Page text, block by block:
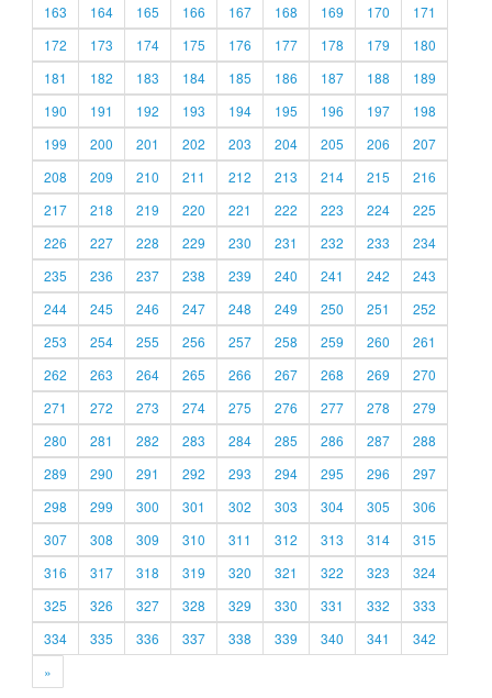
163
164 165 166 167 168 169 170
171
172
173 174 175 176 177 178 179
180
181
182 183 184 185 186 187 188
189
190
191 192 193 194 195 196 197
198
199
200 201 202 203 204 205 206
207
208
209 210 211 212 213 214 215
216
217
218 219 220 221 222 223 224
225
226
227 228 229 230 231 232 233
234
235
236 237 238 239 240 241 242
243
244
245 246 247 248 249 250 251
252
253
254 255 256 257 258 259 260
261
262
263 264 265 266 267 268 269
270
271
272 273 274 275 276 277 278
279
280
281 282 283 284 285 286 287
288
289
290 291 292 293 294 295 296
297
298
299 300 301 302 303 304 305
306
307
308 309 310 311 312 313 314
315
316
317 318 319 320 321 322 323
324
325
326 327 328 329 330 331 332
333
334
335 336 337 338 339 340 341
342
»